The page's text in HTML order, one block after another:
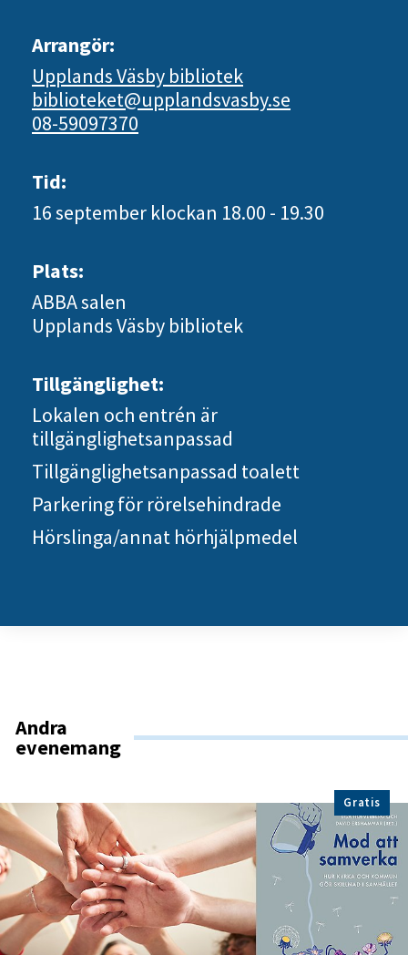
Arrangör:
Upplands Väsby bibliotek
biblioteket@upplandsvasby.se
08-59097370
Tid:
16 september klockan 18.00 - 19.30
Plats:
ABBA salen
Upplands Väsby bibliotek
Tillgänglighet:
Lokalen och entrén är
tillgänglighetsanpassad
Tillgänglighetsanpassad toalett
Parkering för rörelsehindrade
Hörslinga/annat hörhjälpmedel
Andra
evenemang
Gratis